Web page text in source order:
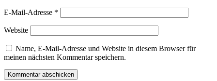
E-Mail-Adresse *
Website
Name, E-Mail-Adresse und Website in diesem Browser für
meinen nächsten Kommentar speichern.